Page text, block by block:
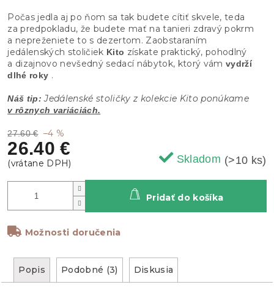
27.60 € –4 %
26.40 €
Skladom (>10 ks)
Možnosti doručenia
Pridať do košíka
Počas jedla aj po ňom sa tak budete cítiť skvele, teda
za predpokladu, že budete mať na tanieri zdravý pokrm
a nepreženiete to s dezertom. Zaobstaraním
jedálenských stoličiek Kito získate praktický, pohodlný
a dizajnovo nevšedný sedací nábytok, ktorý vám vydrží
dlhé roky .
Náš tip: Jedálenské stoličky z kolekcie Kito ponúkame
v rôznych variáciách.
Popis Podobné (3) Diskusia